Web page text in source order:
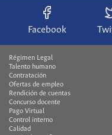
Facebook
Régimen Legal
Talento humano
Contratación
Ofertas de empleo
Rendición de cuentas
Concurso docente
Pago Virtual
Control interno
Calidad